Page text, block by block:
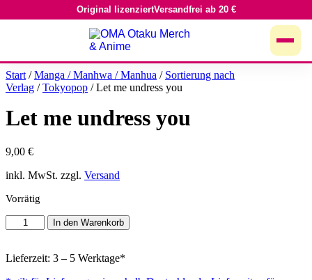
Inhalt
Original lizenziertVersandfrei ab 20 €
Start /Manga / Manhwa / Manhua / Sortierung nach
Verlag /Tokyopop / Let me undress you
Let me undress you
9,00 €
inkl. MwSt. zzgl. Versand
Vorrätig
me
you
In den Warenkorb
Lieferzeit: 3 – 5 Werktage*